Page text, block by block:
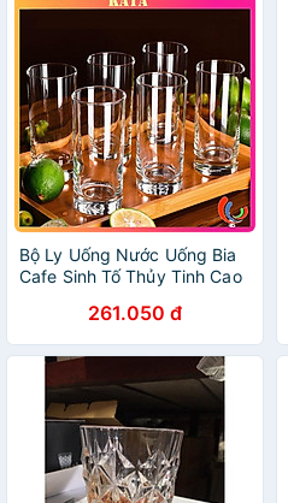
Bộ Ly Uống Nước Uống Bia
Cafe Sinh Tố Thủy Tinh Cao
Drink B07812 Dung Tích
340ml
261.050 đ